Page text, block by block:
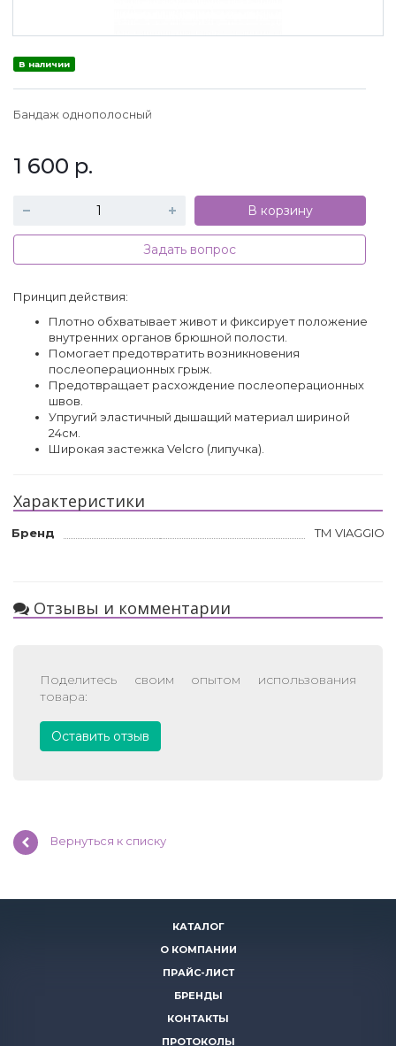
В наличии
Бандаж однополосный
1 600 р.
В корзину
Задать вопрос
Принцип действия:
Плотно обхватывает живот и фиксирует положение
внутренних органов брюшной полости.
Помогает предотвратить возникновения
послеоперационных грыж.
Предотвращает расхождение послеоперационных
швов.
Упругий эластичный дышащий материал шириной
24см.
Широкая застежка Velcro (липучка).
Характеристики
Бренд ТМ VIAGGIO
Отзывы и комментарии
Поделитесь своим опытом использования
товара:
Оставить отзыв
Вернуться к списку
КАТАЛОГ
О КОМПАНИИ
ПРАЙС-ЛИСТ
БРЕНДЫ
КОНТАКТЫ
ПРОТОКОЛЫ